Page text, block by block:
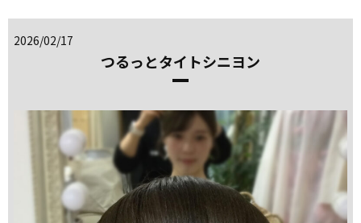
2026/02/17
つるっとタイトシニヨン